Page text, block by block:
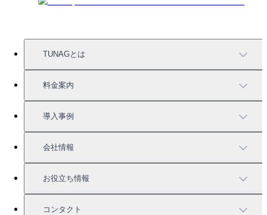
TUNAGとは
TUNAGの特徴
機能一覧
充実したサポート
料金案内
料金案内
導入事例
導入事例
活用方法
会社情報
会社情報
お役立ち情報
お役立ち資料一覧
コンタクト